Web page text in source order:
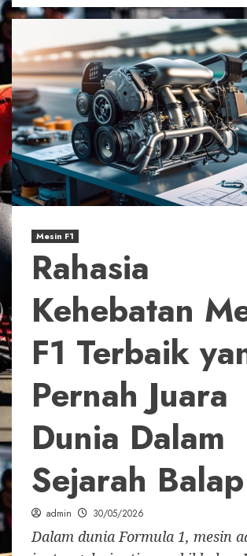
Mesin F1
Rahasia
Kehebatan
F1 Terbaik
Pernah Juara
Dunia Dalam
Sejarah Balap
admin 30/05/2026
Dalam dunia Formula 1, mesin